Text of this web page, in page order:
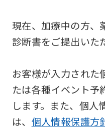
現在、加療中の方、
診断書をご提出いた
お客様が入力された
たは各種イベント予
します。また、個人
は、 個人情報保護方